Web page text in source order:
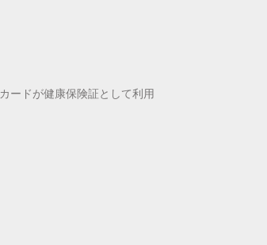
ードが健康保険証として利用